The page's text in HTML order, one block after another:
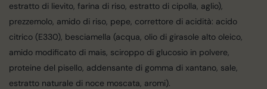
estratto di lievito, farina di riso, estratto di cipolla, aglio),
prezzemolo, amido di riso, pepe, correttore di acidità: acido
citrico (E330), besciamella (acqua, olio di girasole alto oleico,
amido modificato di mais, sciroppo di glucosio in polvere,
proteine del pisello, addensante di gomma di xantano, sale,
estratto naturale di noce moscata, aromi).